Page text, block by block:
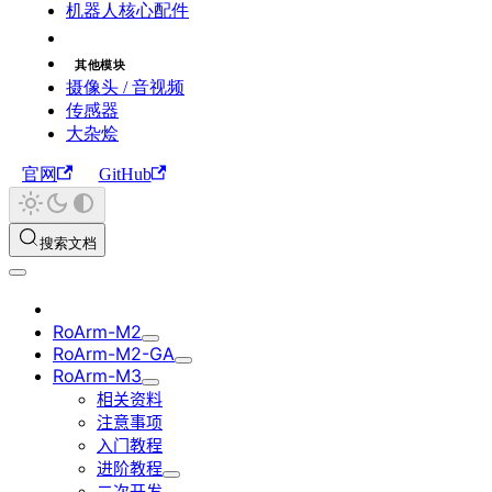
机器人核心配件
其他模块
摄像头 / 音视频
传感器
大杂烩
官网 GitHub
搜索文档
RoArm-M2
RoArm-M2-GA
RoArm-M3
相关资料
注意事项
入门教程
进阶教程